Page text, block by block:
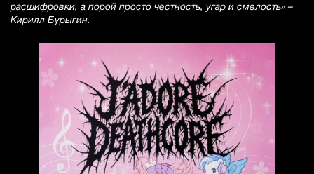
расшифровки, а порой просто честность, угар и смелость» –
Кирилл Бурыгин.